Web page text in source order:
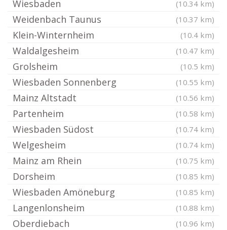
Wiesbaden (10.34 km)
Weidenbach Taunus (10.37 km)
Klein-Winternheim (10.4 km)
Waldalgesheim (10.47 km)
Grolsheim (10.5 km)
Wiesbaden Sonnenberg (10.55 km)
Mainz Altstadt (10.56 km)
Partenheim (10.58 km)
Wiesbaden Südost (10.74 km)
Welgesheim (10.74 km)
Mainz am Rhein (10.75 km)
Dorsheim (10.85 km)
Wiesbaden Amöneburg (10.85 km)
Langenlonsheim (10.88 km)
Oberdiebach (10.96 km)